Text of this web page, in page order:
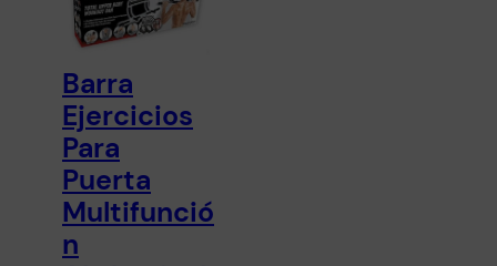
Barra
Ejercicios
Para
Puerta
Multifunció
n